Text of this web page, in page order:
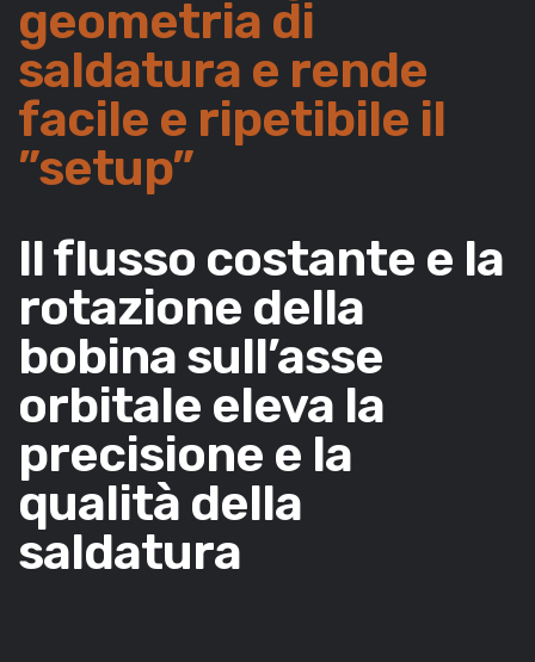
geometria di
saldatura e rende
facile e ripetibile il
”setup”
Il flusso costante e la
rotazione della
bobina sull’asse
orbitale eleva la
precisione e la
qualità della
saldatura